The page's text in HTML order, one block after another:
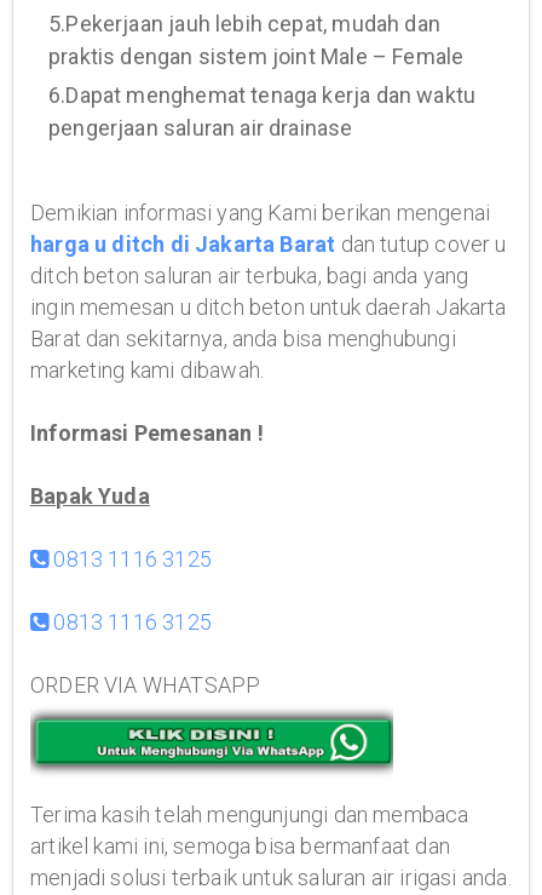
5.Pekerjaan jauh lebih cepat, mudah dan
praktis dengan sistem joint Male – Female
6.Dapat menghemat tenaga kerja dan waktu
pengerjaan saluran air drainase
Demikian informasi yang Kami berikan mengenai
harga u ditch di Jakarta Barat dan tutup cover u
ditch beton saluran air terbuka, bagi anda yang
ingin memesan u ditch beton untuk daerah Jakarta
Barat dan sekitarnya, anda bisa menghubungi
marketing kami dibawah.
Informasi Pemesanan !
Bapak Yuda
0813 1116 3125
0813 1116 3125
ORDER VIA WHATSAPP
Terima kasih telah mengunjungi dan membaca
artikel kami ini, semoga bisa bermanfaat dan
menjadi solusi terbaik untuk saluran air irigasi anda.